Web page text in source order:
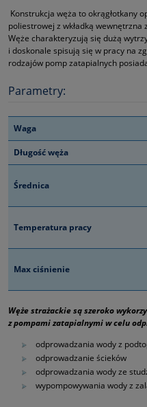
Konstrukcja węża to okrągłotkany
poliestrowej z wkładką
Węże charakteryzują się dużą
i doskonale spisują się w pracy na
rodzajów pomp zatapialnych
Parametry:
Waga
Długość węża
Średnica
Temperatura pracy
Max ciśnienie
Węże strażackie są szeroko
z pompami zatapialnymi w celu
odprowadzania wody z
odprowadzanie ścieków
odprowadzania wody ze
wypompowywania wody z